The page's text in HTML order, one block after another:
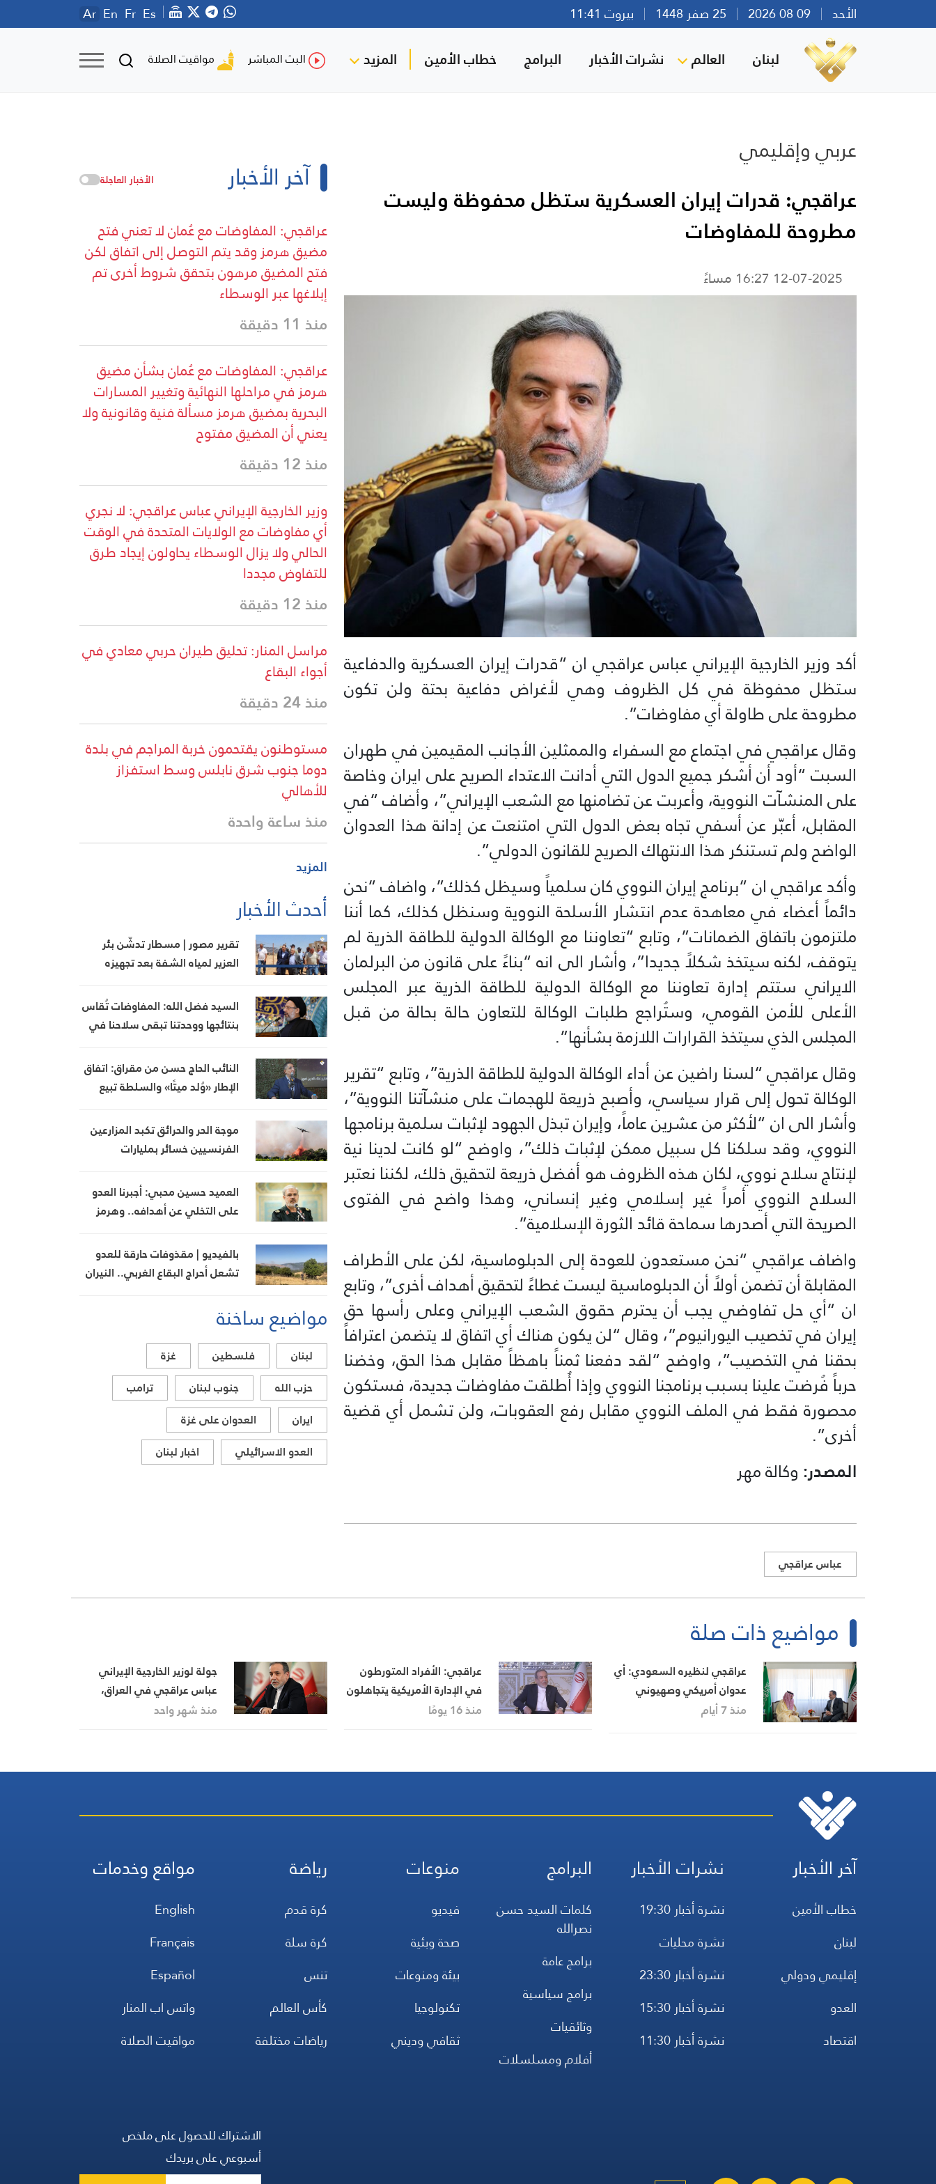
الأحد بيروت 11:41 Ar En Fr Es
لبنان العالم نشرات الأخبار البرامج خطاب الأمين المزيد البث المباشر مواقيت الصلاة
عربي وإقليمي
عراقجي: قدرات إيران العسكرية ستظل محفوظة وليست
مطروحة للمفاوضات
12-07-2025 16:27 مساءً
أكد وزير الخارجية الإيراني عباس عراقجي ان “قدرات إيران العسكرية والدفاعية
ستظل محفوظة في كل الظروف وهي لأغراض دفاعية بحتة ولن تكون
مطروحة على طاولة أي مفاوضات”.
وقال عراقجي في اجتماع مع السفراء والممثلين الأجانب المقيمين في طهران
السبت “أود أن أشكر جميع الدول التي أدانت الاعتداء الصريح على ايران وخاصة
على المنشآت النووية، وأعربت عن تضامنها مع الشعب الإيراني”، وأضاف “في
المقابل، أعبّر عن أسفي تجاه بعض الدول التي امتنعت عن إدانة هذا العدوان
الواضح ولم تستنكر هذا الانتهاك الصريح للقانون الدولي”.
وأكد عراقجي ان “برنامج إيران النووي كان سلمياً وسيظل كذلك”، واضاف “نحن
دائماً أعضاء في معاهدة عدم انتشار الأسلحة النووية وسنظل كذلك، كما أننا
ملتزمون باتفاق الضمانات”، وتابع “تعاوننا مع الوكالة الدولية للطاقة الذرية لم
يتوقف، لكنه سيتخذ شكلاً جديدا”، وأشار الى انه “بناءً على قانون من البرلمان
الايراني ستتم إدارة تعاوننا مع الوكالة الدولية للطاقة الذرية عبر المجلس
الأعلى للأمن القومي، وستُراجع طلبات الوكالة للتعاون حالة بحالة من قبل
المجلس الذي سيتخذ القرارات اللازمة بشأنها”.
وقال عراقجي “لسنا راضين عن أداء الوكالة الدولية للطاقة الذرية”، وتابع “تقرير
الوكالة تحول إلى قرار سياسي، وأصبح ذريعة للهجمات على منشآتنا النووية”،
وأشار الى ان “لأكثر من عشرين عاماً، وإيران تبذل الجهود لإثبات سلمية برنامجها
النووي، وقد سلكنا كل سبيل ممكن لإثبات ذلك”، واوضح “لو كانت لدينا نية
لإنتاج سلاح نووي، لكان هذه الظروف هو أفضل ذريعة لتحقيق ذلك، لكننا نعتبر
السلاح النووي أمراً غير إسلامي وغير إنساني، وهذا واضح في الفتوى
الصريحة التي أصدرها سماحة قائد الثورة الإسلامية”.
واضاف عراقجي “نحن مستعدون للعودة إلى الدبلوماسية، لكن على الأطراف
المقابلة أن تضمن أولاً أن الدبلوماسية ليست غطاءً لتحقيق أهداف أخرى”، وتابع
ان “أي حل تفاوضي يجب أن يحترم حقوق الشعب الإيراني وعلى رأسها حق
إيران في تخصيب اليورانيوم”، وقال “لن يكون هناك أي اتفاق لا يتضمن اعترافاً
بحقنا في التخصيب”، واوضح “لقد دفعنا ثمناً باهظاً مقابل هذا الحق، وخضنا
حرباً فُرضت علينا بسبب برنامجنا النووي وإذا أُطلقت مفاوضات جديدة، فستكون
محصورة فقط في الملف النووي مقابل رفع العقوبات، ولن تشمل أي قضية
أخرى”.
المصدر: وكالة مهر
عباس عراقجي
آخر الأخبار الأخبار العاجلة
عراقجي: المفاوضات مع عُمان لا تعني فتح
مضيق هرمز وقد يتم التوصل إلى اتفاق لكن
فتح المضيق مرهون بتحقق شروط أخرى تم
إبلاغها عبر الوسطاء
منذ 11 دقيقة
عراقجي: المفاوضات مع عُمان بشأن مضيق
هرمز في مراحلها النهائية وتغيير المسارات
البحرية بمضيق هرمز مسألة فنية وقانونية ولا
يعني أن المضيق مفتوح
منذ 12 دقيقة
وزير الخارجية الإيراني عباس عراقجي: لا نجري
أي مفاوضات مع الولايات المتحدة في الوقت
الحالي ولا يزال الوسطاء يحاولون إيجاد طرق
للتفاوض مجددا
منذ 12 دقيقة
مراسل المنار: تحليق طيران حربي معادي في
أجواء البقاع
منذ 24 دقيقة
مستوطنون يقتحمون خربة المراجم في بلدة
دوما جنوب شرق نابلس وسط استفزاز
للأهالي
منذ ساعة واحدة
المزيد
أحدث الأخبار
تقرير مصور | مسطار تدشّن بئر
العزير لمياه الشفة بعد تجهيزه
السيد فضل الله: المفاوضات تُقاس
بنتائجها ووحدتنا تبقى سلاحنا في
النائب الحاج حسن من مقراق: اتفاق
الإطار «وُلد ميتًا» والسلطة تبيع
موجة الحر والحرائق تكبد المزارعين
الفرنسيين خسائر بمليارات
العميد حسين محبي: أجبرنا العدو
على التخلي عن أهدافه.. وهرمز
بالفيديو | مقذوفات حارقة للعدو
تشعل أحراج البقاع الغربي.. النيران
مواضيع ساخنة
لبنان فلسطين
غزة
حزب الله
جنوب لبنان
ترامب
ايران
العدوان على غزة
العدو الاسرائيلي
اخبار لبنان
مواضيع ذات صلة
عراقجي لنظيره السعودي: أي
عدوان أمريكي وصهيوني
سيواجه برّد حاسم من القوات
منذ 7 أيام
عراقجي: الأفراد المتورطون
في الإدارة الأمريكية يتجاهلون
الواقع تمامًا… والعدوان
منذ 16 يومًا
جولة لوزير الخارجية الإيراني
عباس عراقجي في العراق،
تفاصيل الزيارة مع مراسلنا
منذ شهر واحد
آخر الأخبار
خطاب الأمين
لبنان
إقليمي ودولي
العدو
اقتصاد
نشرات الأخبار
نشرة أخبار 19:30
نشرة محليات
نشرة أخبار 23:30
نشرة أخبار 15:30
نشرة أخبار 11:30
البرامج
كلمات السيد حسن
نصرالله
برامج عامة
برامج سياسية
وثائقيات
أفلام ومسلسلات
منوعات
فيديو
صحة وبئية
بيئة ومنوعات
تكنولوجيا
ثقافي وديني
رياضة
كرة قدم
كرة سلة
تنس
كأس العالم
رياضات مختلفة
مواقع وخدمات
English
Français
Español
واتس اب المنار
مواقيت الصلاة
الاشتراك للحصول على ملخص
أسبوعي على بريدك